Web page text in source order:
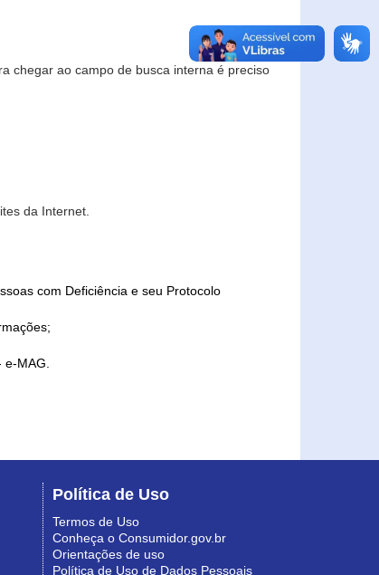
chegar ao campo de busca interna é preciso
da Internet.
com Deficiência e seu Protocolo
e-MAG.
Política de Uso
Termos de Uso
Conheça o Consumidor.gov.br
Orientações de uso
Política de Uso de Dados Pessoais